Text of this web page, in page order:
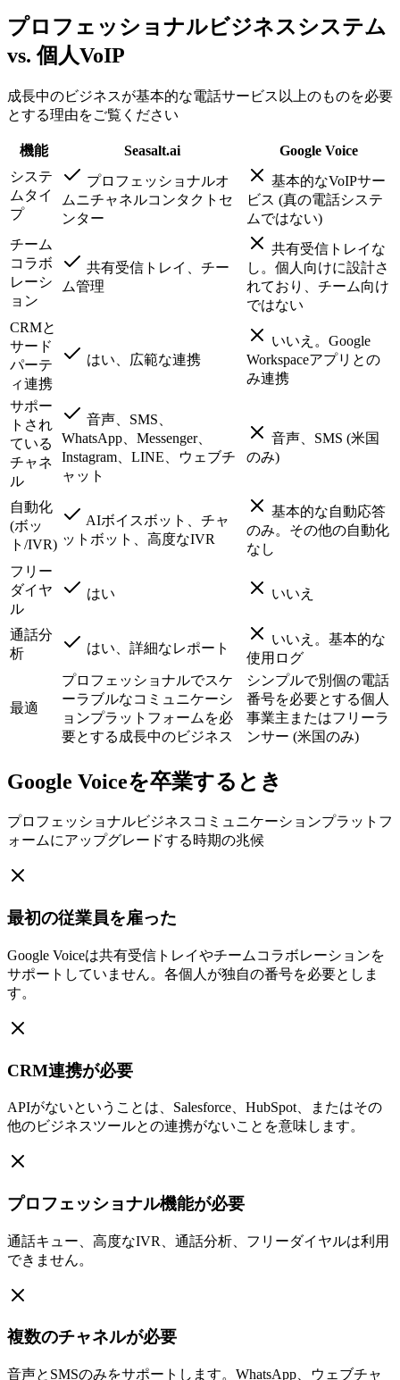
プロフェッショナルビジネスシステム
vs. 個人VoIP
成長中のビジネスが基本的な電話サービス以上のものを必要
とする理由をご覧ください
機能 Seasalt.ai
Google Voice
システ
ムタイ
プ
プロフェッショナルオ
ムニチャネルコンタクトセ
ンター
基本的なVoIPサー
ビス (真の電話システ
ムではない)
チーム
コラボ
レーシ
ョン
共有受信トレイ、チー
ム管理
共有受信トレイな
し。個人向けに設計さ
れており、チーム向け
ではない
CRMと
サード
パーテ
ィ連携
はい、広範な連携
いいえ。Google
Workspaceアプリとの
み連携
サポー
トされ
ている
チャネ
ル
音声、SMS、
WhatsApp、Messenger、
Instagram、LINE、ウェブチ
ャット
音声、SMS (米国
のみ)
自動化
(ボッ
ト/IVR)
AIボイスボット、チャ
ットボット、高度なIVR
基本的な自動応答
のみ。その他の自動化
なし
フリー
ダイヤ
ル
はい いいえ
通話分
析
はい、詳細なレポート
いいえ。基本的な
使用ログ
最適
プロフェッショナルでスケ
ーラブルなコミュニケーシ
ョンプラットフォームを必
要とする成長中のビジネス
シンプルで別個の電話
番号を必要とする個人
事業主またはフリーラ
ンサー (米国のみ)
Google Voiceを卒業するとき
プロフェッショナルビジネスコミュニケーションプラットフ
ォームにアップグレードする時期の兆候
最初の従業員を雇った
Google Voiceは共有受信トレイやチームコラボレーションを
サポートしていません。各個人が独自の番号を必要としま
す。
CRM連携が必要
APIがないということは、Salesforce、HubSpot、またはその
他のビジネスツールとの連携がないことを意味します。
プロフェッショナル機能が必要
通話キュー、高度なIVR、通話分析、フリーダイヤルは利用
できません。
複数のチャネルが必要
音声とSMSのみをサポートします。WhatsApp、ウェブチャ